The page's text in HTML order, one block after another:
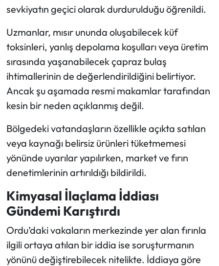
sevkiyatın geçici olarak durdurulduğu öğrenildi.
Uzmanlar, mısır ununda oluşabilecek küf
toksinleri, yanlış depolama koşulları veya üretim
sırasında yaşanabilecek çapraz bulaş
ihtimallerinin de değerlendirildiğini belirtiyor.
Ancak şu aşamada resmi makamlar tarafından
kesin bir neden açıklanmış değil.
Bölgedeki vatandaşların özellikle açıkta satılan
veya kaynağı belirsiz ürünleri tüketmemesi
yönünde uyarılar yapılırken, market ve fırın
denetimlerinin artırıldığı bildirildi.
Kimyasal İlaçlama İddiası
Gündemi Karıştırdı
Ordu’daki vakaların merkezinde yer alan fırınla
ilgili ortaya atılan bir iddia ise soruşturmanın
yönünü değiştirebilecek nitelikte. İddiaya göre